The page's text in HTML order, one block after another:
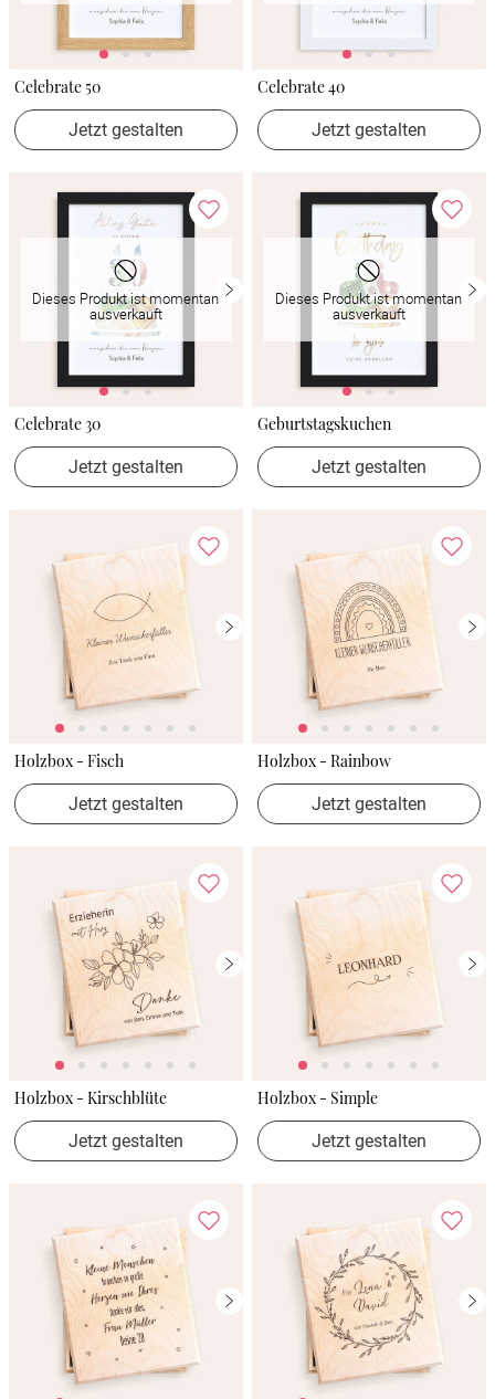
Celebrate 50
Jetzt gestalten
Celebrate 40
Jetzt gestalten
Dieses Produkt ist momentan
ausverkauft
Celebrate 30
Jetzt gestalten
Dieses Produkt ist momentan
ausverkauft
Geburtstagskuchen
Jetzt gestalten
Holzbox - Fisch
Jetzt gestalten
Holzbox - Rainbow
Jetzt gestalten
Holzbox - Kirschblüte
Jetzt gestalten
Holzbox - Simple
Jetzt gestalten